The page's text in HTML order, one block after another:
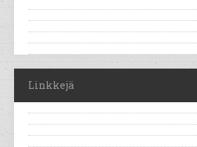
Linkkejä